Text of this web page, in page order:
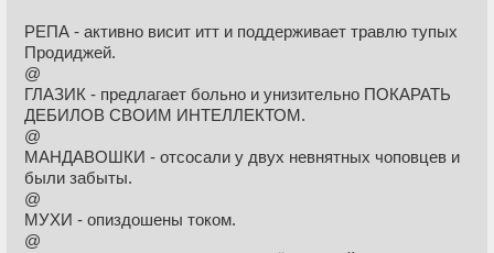
РЕПА - активно висит итт и поддерживает травлю тупых
Продиджей.
@
ГЛАЗИК - предлагает больно и унизительно ПОКАРАТЬ
ДЕБИЛОВ СВОИМ ИНТЕЛЛЕКТОМ.
@
МАНДАВОШКИ - отсосали у двух невнятных чоповцев и
были забыты.
@
МУХИ - опиздошены током.
@